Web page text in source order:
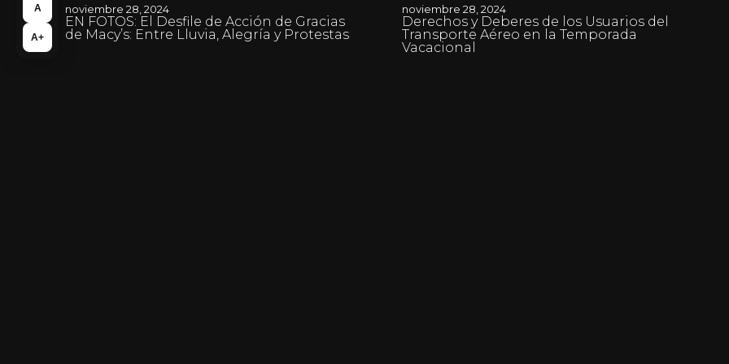
noviembre 28, 2024
EN FOTOS: El Desfile de Acción de Gracias
de Macy’s: Entre Lluvia, Alegría y Protestas
noviembre 28, 2024
Derechos y Deberes de los Usuarios del
Transporte Aéreo en la Temporada
Vacacional
A
A+